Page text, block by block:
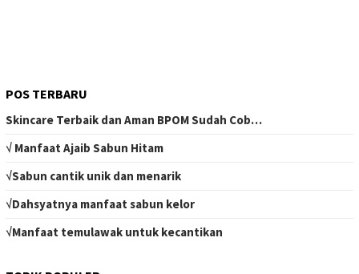
POS TERBARU
Skincare Terbaik dan Aman BPOM Sudah Cob…
√ Manfaat Ajaib Sabun Hitam
√Sabun cantik unik dan menarik
√Dahsyatnya manfaat sabun kelor
√Manfaat temulawak untuk kecantikan